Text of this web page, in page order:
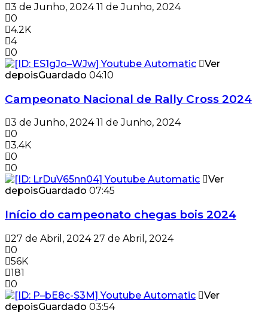
3 de Junho, 2024 11 de Junho, 2024
0
4.2K
4
0
Ver
depoisGuardado 04:10
Campeonato Nacional de Rally Cross 2024
3 de Junho, 2024 11 de Junho, 2024
0
3.4K
0
0
Ver
depoisGuardado 07:45
Início do campeonato chegas bois 2024
27 de Abril, 2024 27 de Abril, 2024
0
56K
181
0
Ver
depoisGuardado 03:54